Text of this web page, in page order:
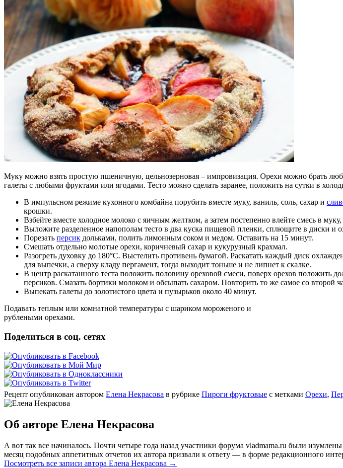
Муку можно взять простую пшеничную, цельнозерновая – импровизация. Орехи можно брать
галеты с любыми фруктами или ягодами. Тесто можно сделать заранее, положить на сутки в
В импульсном режиме кухонного комбайна порубить вместе муку, ваниль, соль, сахар и
крошки.
Взбейте вместе холодное молоко с яичным желтком, а затем постепенно влейте смесь в
Выложите разделенное напополам тесто в два куска пищевой пленки, сплющите в диски и
Порезать персик дольками, полить лимонным соком и медом. Оставить на 15 минут.
Смешать отдельно молотые орехи, коричневый сахар и кукурузный крахмал.
Разогреть духовку до 180°C. Выстелить противень бумагой. Раскатать каждый диск
для выпечки, а сверху кладу пергамент, тогда выходит тоньше и не липнет к скалке.
В центр раскатанного теста положить половину ореховой смеси, поверх орехов положить
персиков. Смазать бортики молоком и обсыпать сахаром. Повторить то же самое со второй
Выпекать галеты до золотистого цвета и пузырьков около 40 минут.
Подавать теплым или комнатной температуры с шариком мороженого и
рублеными орехами.
Поделиться в соц. сетях
Рецепт опубликован автором Елена Некрасова в рубрике Пироги фруктовые с метками Орехи,
Об авторе Елена Некрасова
А вот так все начиналось. Почти четыре года назад участники форума vladmama.ru были
месяц подобных аппетитных отчетов их автора призвали к ответу — в форме редакционного
Посмотреть все записи автора Елена Некрасова →